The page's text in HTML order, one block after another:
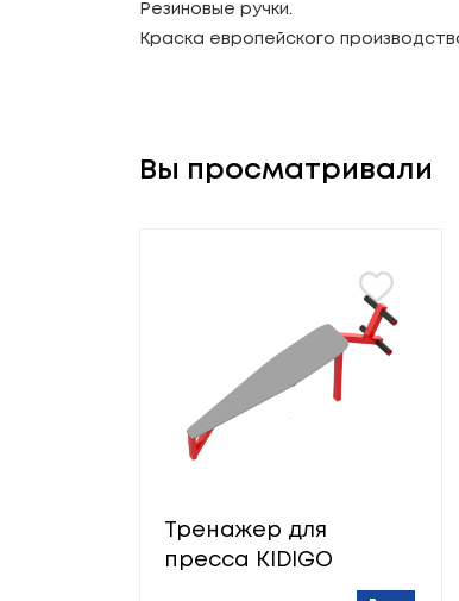
Резиновые ручки.
Краска европейского
Вы просматривали
Тренажер для
пресса KIDIGO